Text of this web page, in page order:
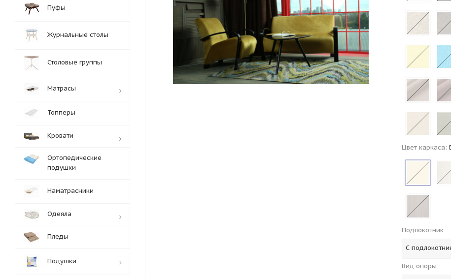
Цвет каркаса:
Подлокотник
С
Вид опоры
Пуфы
Журнальные столы
Столовые группы
Матрасы
Топперы
Кровати
Ортопедические
подушки
Наматрасники
Одеяла
Пледы
Подушки